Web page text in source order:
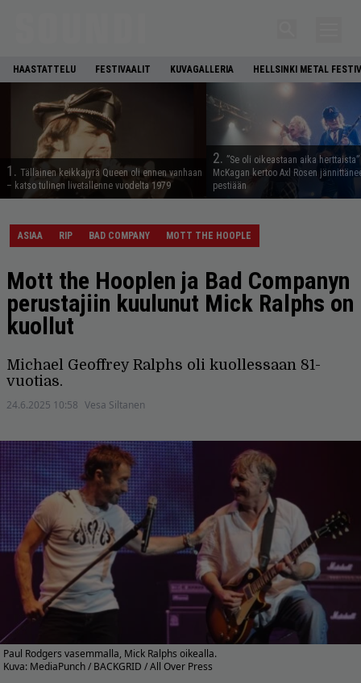
HAASTATTELU FESTIVAALIT KUVAGALLERIA HELLSINKI METAL
1. Tällainen keikkajyrä Queen oli ennen vanhaan
– katso tulinen livetallenne vuodelta 1979
2. ”Se oli oikeastaan aika
McKagan kertoo Axl Rosen
pestiään
ASIAA RIP BAD COMPANY MOTT THE HOOPLE
Mott the Hooplen ja Bad Companyn
perustajiin kuulunut Mick Ralphs on
kuollut
Michael Geoffrey Ralphs oli kuollessaan 81-
vuotias.
24.6.2025 10:58 Vesa Siltanen
Paul Rodgers vasemmalla, Mick Ralphs oikealla.
Kuva: MediaPunch / BACKGRID / All Over Press